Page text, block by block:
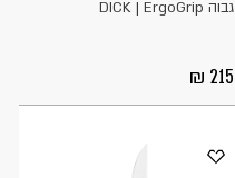
גבוה DICK | ErgoGrip
215